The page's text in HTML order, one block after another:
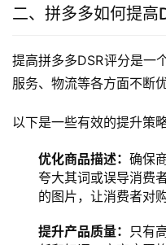
二、拼多多如何提高
提高拼多多DSR评分是一
服务、物流等各方面不断
以下是一些有效的提升策略
优化商品描述： 确保
夸大其词或误导消费
的图片，让消费者对
提升产品质量： 只有